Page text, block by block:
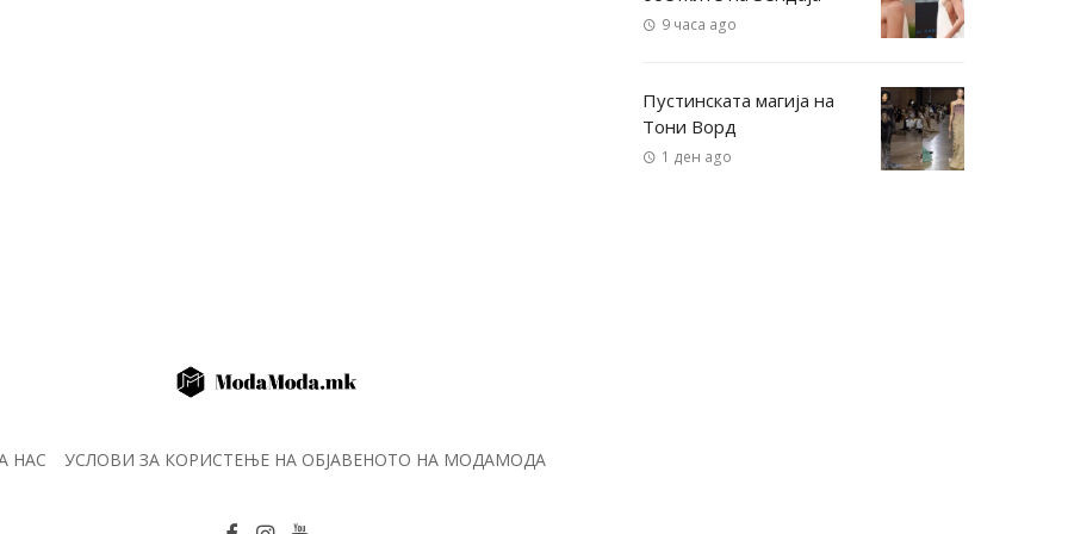
9 часа ago
Пустинската магија на
Тони Ворд
1 ден ago
НАС УСЛОВИ ЗА КОРИСТЕЊЕ НА ОБЈАВЕНОТО НА МОДАМОДА